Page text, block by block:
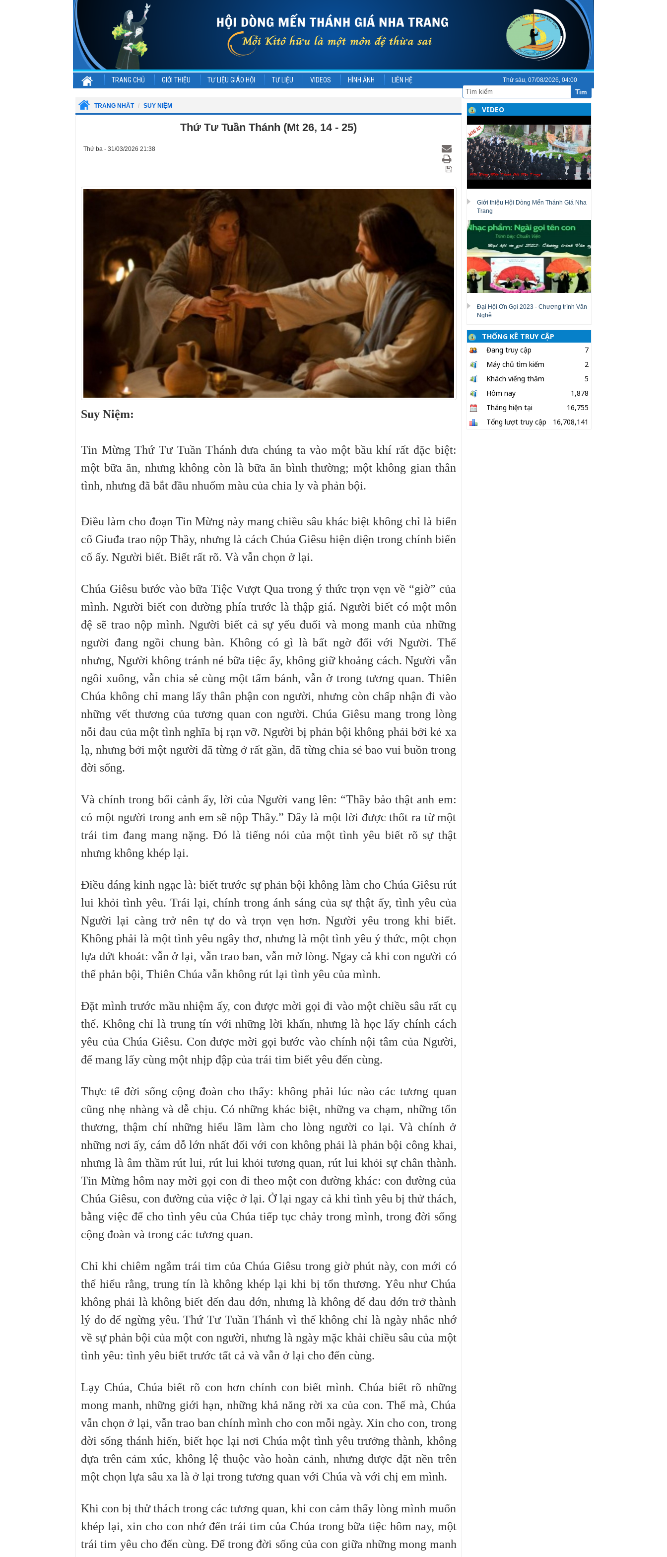
Tìm
TRANG CHỦ GIỚI THIỆU TƯ LIỆU GIÁO HỘI TƯ LIỆU VIDEOS HÌNH ẢNH LIÊN HỆ Thứ sáu, 07/08/2026, 04:00
TRANG NHẤT SUY NIỆM
Thứ Tư Tuần Thánh (Mt 26, 14 - 25)
Thứ ba - 31/03/2026 21:38
Suy Niệm:
Tin Mừng Thứ Tư Tuần Thánh đưa chúng ta vào một bầu khí rất đặc biệt:
một bữa ăn, nhưng không còn là bữa ăn bình thường; một không gian thân
tình, nhưng đã bắt đầu nhuốm màu của chia ly và phản bội.
Điều làm cho đoạn Tin Mừng này mang chiều sâu khác biệt không chỉ là biến
cố Giuđa trao nộp Thầy, nhưng là cách Chúa Giêsu hiện diện trong chính biến
cố ấy. Người biết. Biết rất rõ. Và vẫn chọn ở lại.
Chúa Giêsu bước vào bữa Tiệc Vượt Qua trong ý thức trọn vẹn về “giờ” của
mình. Người biết con đường phía trước là thập giá. Người biết có một môn
đệ sẽ trao nộp mình. Người biết cả sự yếu đuối và mong manh của những
người đang ngồi chung bàn. Không có gì là bất ngờ đối với Người. Thế
nhưng, Người không tránh né bữa tiệc ấy, không giữ khoảng cách. Người vẫn
ngồi xuống, vẫn chia sẻ cùng một tấm bánh, vẫn ở trong tương quan. Thiên
Chúa không chỉ mang lấy thân phận con người, nhưng còn chấp nhận đi vào
những vết thương của tương quan con người. Chúa Giêsu mang trong lòng
nỗi đau của một tình nghĩa bị rạn vỡ. Người bị phản bội không phải bởi kẻ xa
lạ, nhưng bởi một người đã từng ở rất gần, đã từng chia sẻ bao vui buồn trong
đời sống.
Và chính trong bối cảnh ấy, lời của Người vang lên: “Thầy bảo thật anh em:
có một người trong anh em sẽ nộp Thầy.” Đây là một lời được thốt ra từ một
trái tim đang mang nặng. Đó là tiếng nói của một tình yêu biết rõ sự thật
nhưng không khép lại.
Điều đáng kinh ngạc là: biết trước sự phản bội không làm cho Chúa Giêsu rút
lui khỏi tình yêu. Trái lại, chính trong ánh sáng của sự thật ấy, tình yêu của
Người lại càng trở nên tự do và trọn vẹn hơn. Người yêu trong khi biết.
Không phải là một tình yêu ngây thơ, nhưng là một tình yêu ý thức, một chọn
lựa dứt khoát: vẫn ở lại, vẫn trao ban, vẫn mở lòng.Ngay cả khi con người có
thể phản bội, Thiên Chúa vẫn không rút lại tình yêu của mình.
Đặt mình trước mầu nhiệm ấy, con được mời gọi đi vào một chiều sâu rất cụ
thể. Không chỉ là trung tín với những lời khấn, nhưng là học lấy chính cách
yêu của Chúa Giêsu. Con được mời gọi bước vào chính nội tâm của Người,
để mang lấy cùng một nhịp đập của trái tim biết yêu đến cùng.
Thực tế đời sống cộng đoàn cho thấy: không phải lúc nào các tương quan
cũng nhẹ nhàng và dễ chịu. Có những khác biệt, những va chạm, những tổn
thương, thậm chí những hiểu lầm làm cho lòng người co lại. Và chính ở
những nơi ấy, cám dỗ lớn nhất đối với con không phải là phản bội công khai,
nhưng là âm thầm rút lui, rút lui khỏi tương quan, rút lui khỏi sự chân thành.
Tin Mừng hôm nay mời gọi con đi theo một con đường khác: con đường của
Chúa Giêsu, con đường của việc ở lại. Ở lại ngay cả khi tình yêu bị thử thách,
bằng việc để cho tình yêu của Chúa tiếp tục chảy trong mình, trong đời sống
cộng đoàn và trong các tương quan.
Chỉ khi chiêm ngắm trái tim của Chúa Giêsu trong giờ phút này, con mới có
thể hiểu rằng, trung tín là không khép lại khi bị tổn thương. Yêu như Chúa
không phải là không biết đến đau đớn, nhưng là không để đau đớn trở thành
lý do để ngừng yêu. Thứ Tư Tuần Thánh vì thế không chỉ là ngày nhắc nhớ
về sự phản bội của một con người, nhưng là ngày mặc khải chiều sâu của một
tình yêu: tình yêu biết trước tất cả và vẫn ở lại cho đến cùng.
Lạy Chúa, Chúa biết rõ con hơn chính con biết mình. Chúa biết rõ những
mong manh, những giới hạn, những khả năng rời xa của con. Thế mà, Chúa
vẫn chọn ở lại, vẫn trao ban chính mình cho con mỗi ngày. Xin cho con, trong
đời sống thánh hiến, biết học lại nơi Chúa một tình yêu trưởng thành, không
dựa trên cảm xúc, không lệ thuộc vào hoàn cảnh, nhưng được đặt nền trên
một chọn lựa sâu xa là ở lại trong tương quan với Chúa và với chị em mình.
Khi con bị thử thách trong các tương quan, khi con cảm thấy lòng mình muốn
khép lại, xin cho con nhớ đến trái tim của Chúa trong bữa tiệc hôm nay, một
trái tim yêu cho đến cùng. Để trong đời sống của con giữa những mong manh
VIDEO
Giới thiệu Hội Dòng Mến Thánh Giá Nha
Trang
Đại Hội Ơn Gọi 2023 - Chương trình Văn
Nghệ
THỐNG KÊ TRUY CẬP
Đang truy cập
7
Máy chủ tìm kiếm
2
Khách viếng thăm
5
Hôm nay
1,878
Tháng hiện tại
16,755
Tổng lượt truy cập
16,708,141